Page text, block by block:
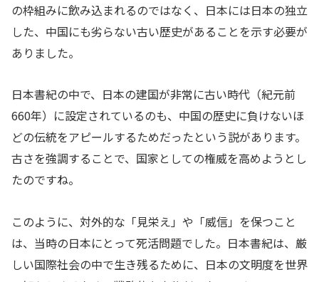
の枠組みに飲み込まれるのではなく、日本には日本の独立
した、中国にも劣らない古い歴史があることを示す必要が
ありました。
日本書紀の中で、日本の建国が非常に古い時代（紀元前
660年）に設定されているのも、中国の歴史に負けないほ
どの伝統をアピールするためだったという説があります。
古さを強調することで、国家としての権威を高めようとし
たのですね。
このように、対外的な「見栄え」や「威信」を保つこと
は、当時の日本にとって死活問題でした。日本書紀は、厳
しい国際社会の中で生き残るために、日本の文明度を世界